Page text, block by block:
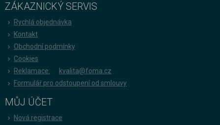
ZÁKAZNICKÝ SERVIS
Rychlá objednávka
Kontakt
Obchodní podmínky
Cookies
Reklamace:
kvalita@foma.cz
Formulář pro odstoupení od smlouvy
MŮJ ÚČET
Nová registrace